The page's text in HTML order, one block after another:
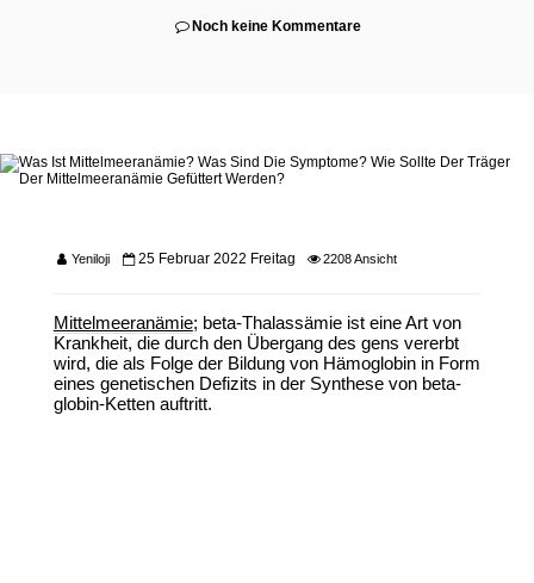
Noch keine Kommentare
Yeniloji 25 Februar 2022 Freitag 2208 Ansicht
Mittelmeeranämie; beta-Thalassämie ist eine Art von
Krankheit, die durch den Übergang des gens vererbt
wird, die als Folge der Bildung von Hämoglobin in Form
eines genetischen Defizits in der Synthese von beta-
globin-Ketten auftritt.